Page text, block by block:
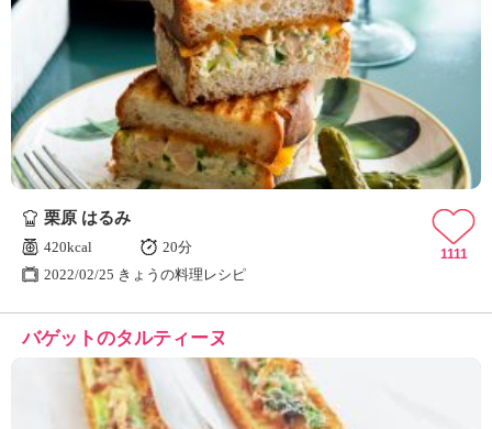
栗原 はるみ
420kcal
20分
2022/02/25 きょうの料理レシピ
1111
バゲットのタルティーヌ